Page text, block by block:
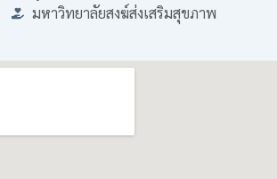
มหาวิทยาลัยสงฆ์ส่งเสริมสุขภาพ